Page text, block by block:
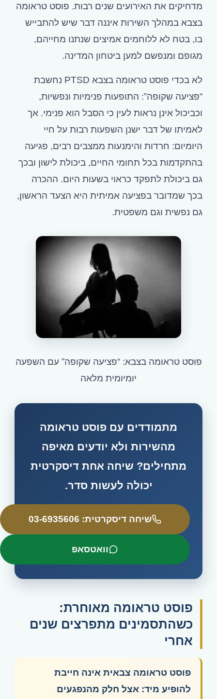
מדחיקים את האירועים שנים רבות. פוסט טראומה
בצבא במהלך השירות איננה דבר שיש להתבייש
בו, בטח לא ללוחמים אמיצים שנתנו מחייהם,
מגופם ומנפשם למען ביטחון המדינה.
לא בכדי פוסט טראומה בצבא PTSD נחשבת
“פציעה שקופה”: התופעות פנימיות ונפשיות,
וכביכול אינן נראות לעין כי הסבל הוא פנימי. אך
לאמיתו של דבר ישנן השפעות רבות על חיי
היומיום: חרדות והימנעות ממצבים רבים, פגיעה
בהתקדמות בכל תחומי החיים, ביכולת לישון ובכך
גם ביכולת לתפקד כראוי בשעות היום. ההכרה
בכך שמדובר בפציעה אמיתית היא הצעד הראשון,
גם נפשית וגם משפטית.
פוסט טראומה בצבא: “פציעה שקופה” עם השפעה
יומיומית מלאה
מתמודדים עם פוסט טראומה
מהשירות ולא יודעים מאיפה
מתחילים? שיחה אחת דיסקרטית
יכולה לעשות סדר.
שיחה דיסקרטית: 03-6935606
וואטסאפ
פוסט טראומה מאוחרת:
כשהתסמינים מתפרצים שנים
אחרי
פוסט טראומה צבאית אינה חייבת
להופיע מיד: אצל חלק מהנפגעים